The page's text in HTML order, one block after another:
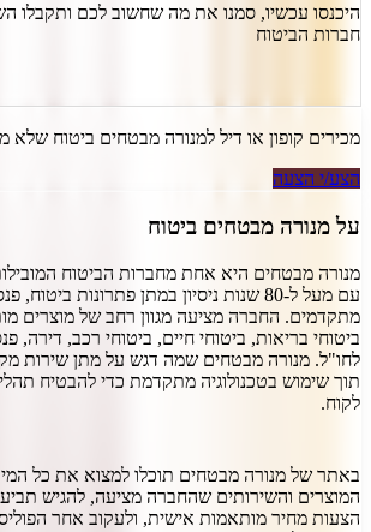
היכנסו עכשיו, סמנו את מה שחשוב לכם ותקבלו
חברות הביטוח
מכירים קופון או דיל למנורה מבטחים ביטוח שלא
הצע/י הצעה
על מנורה מבטחים ביטוח
מנורה מבטחים היא אחת מחברות הביטוח
עם מעל ל-80 שנות ניסיון במתן פתרונות ביטוח,
מתקדמים. החברה מציעה מגוון רחב של מוצרים
ביטוחי בריאות, ביטוחי חיים, ביטוחי רכב, דירה,
לחו"ל. מנורה מבטחים שמה דגש על מתן שירות
תוך שימוש בטכנולוגיה מתקדמת כדי להבטיח
לקוח.
באתר של מנורה מבטחים תוכלו למצוא את כל
המוצרים והשירותים שהחברה מציעה, להגיש
הצעות מחיר מותאמות אישית, ולעקוב אחר